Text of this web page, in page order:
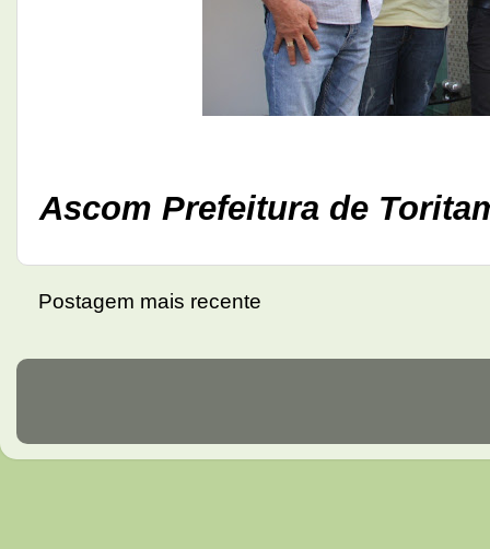
Ascom Prefeitura de
Postagem mais recente